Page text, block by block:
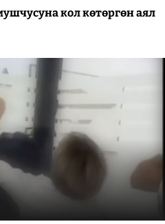
кол көтөргөн аял